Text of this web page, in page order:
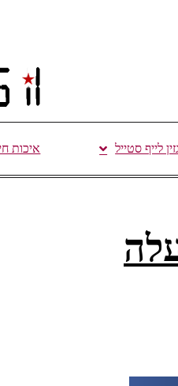
לייף סטייל איכות